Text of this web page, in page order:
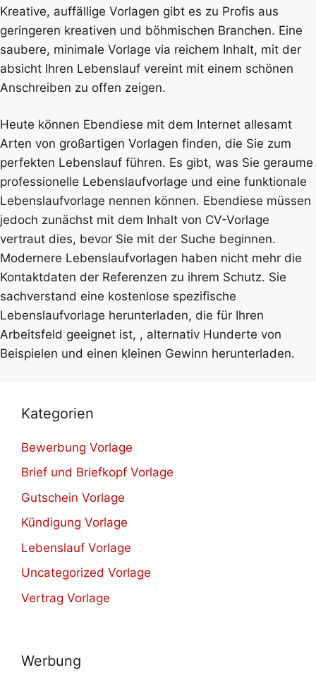
Kreative, auffällige Vorlagen gibt es zu Profis aus
geringeren kreativen und böhmischen Branchen. Eine
saubere, minimale Vorlage via reichem Inhalt, mit der
absicht Ihren Lebenslauf vereint mit einem schönen
Anschreiben zu offen zeigen.
Heute können Ebendiese mit dem Internet allesamt
Arten von großartigen Vorlagen finden, die Sie zum
perfekten Lebenslauf führen. Es gibt, was Sie geraume
professionelle Lebenslaufvorlage und eine funktionale
Lebenslaufvorlage nennen können. Ebendiese müssen
jedoch zunächst mit dem Inhalt von CV-Vorlage
vertraut dies, bevor Sie mit der Suche beginnen.
Modernere Lebenslaufvorlagen haben nicht mehr die
Kontaktdaten der Referenzen zu ihrem Schutz. Sie
sachverstand eine kostenlose spezifische
Lebenslaufvorlage herunterladen, die für Ihren
Arbeitsfeld geeignet ist, , alternativ Hunderte von
Beispielen und einen kleinen Gewinn herunterladen.
Kategorien
Bewerbung Vorlage
Brief und Briefkopf Vorlage
Gutschein Vorlage
Kündigung Vorlage
Lebenslauf Vorlage
Uncategorized Vorlage
Vertrag Vorlage
Werbung